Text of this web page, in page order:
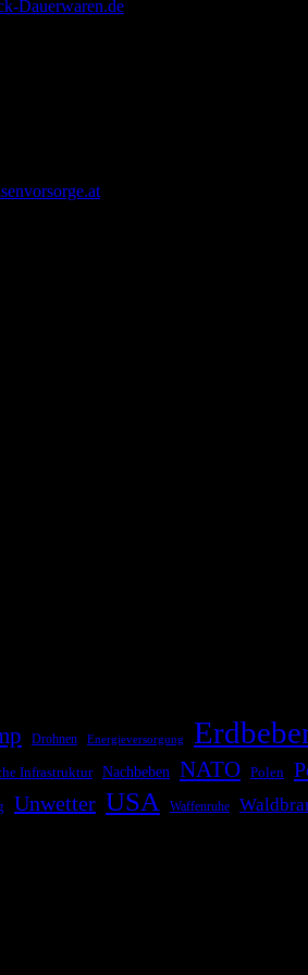
Drohnen Energieversorgung
Infrastruktur Nachbeben NATO Polen
Unwetter USA Waffenruhe